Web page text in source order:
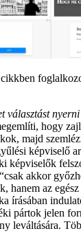
nyerni
hogy
majd
képviselő
képviselők
akkor
hanem az
írásában
pártok jelen
leváltására.